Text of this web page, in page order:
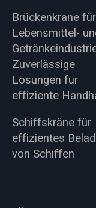
Brückenkrane
Lebensmittel-
Zuverlässige
Lösungen für
effiziente
Schiffskräne für
effizientes
von Schiffen